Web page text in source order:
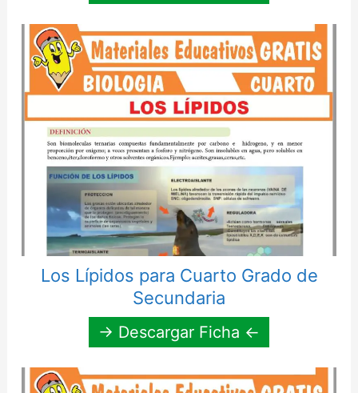
Los Lípidos para Cuarto Grado de
Secundaria
→ Descargar Ficha ←